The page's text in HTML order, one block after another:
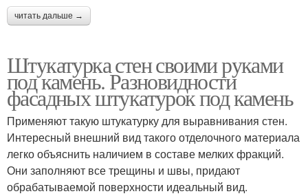
читать дальше →
Штукатурка стен своими руками
под камень. Разновидности
фасадных штукатурок под камень
Применяют такую штукатурку для выравнивания стен.
Интересный внешний вид такого отделочного материала
легко объяснить наличием в составе мелких фракций.
Они заполняют все трещины и швы, придают
обрабатываемой поверхности идеальный вид.